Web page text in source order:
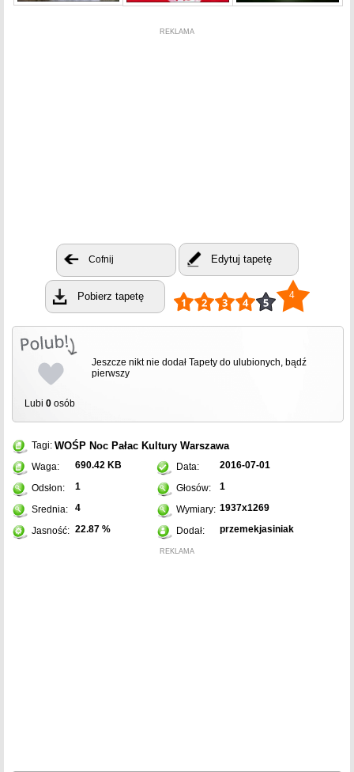
REKLAMA
Cofnij Edytuj tapetę
Pobierz tapetę 4
Lubi 0 osób
Jeszcze nikt nie dodał Tapety do ulubionych, bądź
pierwszy
Tagi: WOŚP Noc Pałac Kultury Warszawa
Waga: 690.42 KB Data: 2016-07-01
Odsłon: 1 Głosów: 1
Srednia: 4 Wymiary: 1937x1269
Jasność: 22.87 % Dodał: przemekjasiniak
REKLAMA